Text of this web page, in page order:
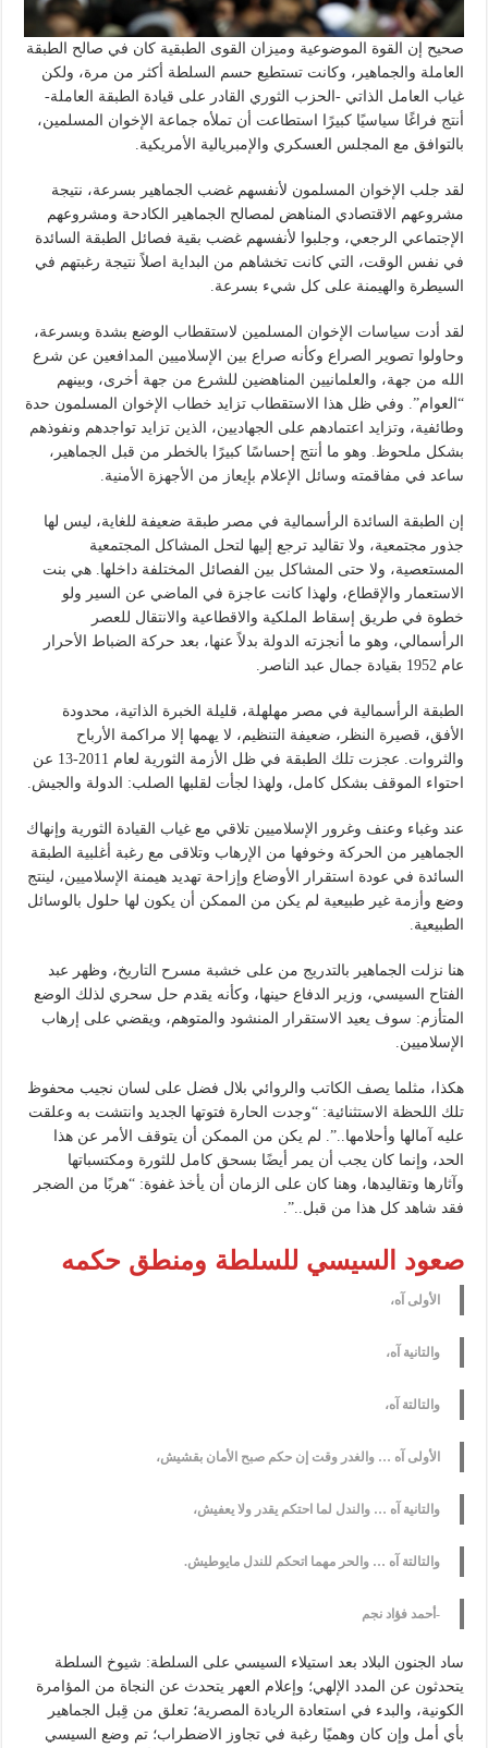
صحيح إن القوة الموضوعية وميزان القوى الطبقية كان في صالح الطبقة
العاملة والجماهير، وكانت تستطيع حسم السلطة أكثر من مرة، ولكن
غياب العامل الذاتي -الحزب الثوري القادر على قيادة الطبقة العاملة-
أنتج فراغًا سياسيًا كبيرًا استطاعت أن تملأه جماعة الإخوان المسلمين،
بالتوافق مع المجلس العسكري والإمبريالية الأمريكية.
لقد جلب الإخوان المسلمون لأنفسهم غضب الجماهير بسرعة، نتيجة
مشروعهم الاقتصادي المناهض لمصالح الجماهير الكادحة ومشروعهم
الإجتماعي الرجعي، وجلبوا لأنفسهم غضب بقية فصائل الطبقة السائدة
في نفس الوقت، التي كانت تخشاهم من البداية اصلاً نتيجة رغبتهم في
السيطرة والهيمنة على كل شيء بسرعة.
لقد أدت سياسات الإخوان المسلمين لاستقطاب الوضع بشدة وبسرعة،
وحاولوا تصوير الصراع وكأنه صراع بين الإسلاميين المدافعين عن شرع
الله من جهة، والعلمانيين المناهضين للشرع من جهة أخرى، وبينهم
“العوام”. وفي ظل هذا الاستقطاب تزايد خطاب الإخوان المسلمون حدة
وطائفية، وتزايد اعتمادهم على الجهاديين، الذين تزايد تواجدهم ونفوذهم
بشكل ملحوظ. وهو ما أنتج إحساسًا كبيرًا بالخطر من قبل الجماهير،
ساعد في مفاقمته وسائل الإعلام بإيعاز من الأجهزة الأمنية.
إن الطبقة السائدة الرأسمالية في مصر طبقة ضعيفة للغاية، ليس لها
جذور مجتمعية، ولا تقاليد ترجع إليها لتحل المشاكل المجتمعية
المستعصية، ولا حتى المشاكل بين الفصائل المختلفة داخلها. هي بنت
الاستعمار والإقطاع، ولهذا كانت عاجزة في الماضي عن السير ولو
خطوة في طريق إسقاط الملكية والاقطاعية والانتقال للعصر
الرأسمالي، وهو ما أنجزته الدولة بدلاً عنها، بعد حركة الضباط الأحرار
عام 1952 بقيادة جمال عبد الناصر.
الطبقة الرأسمالية في مصر مهلهلة، قليلة الخبرة الذاتية، محدودة
الأفق، قصيرة النظر، ضعيفة التنظيم، لا يهمها إلا مراكمة الأرباح
والثروات. عجزت تلك الطبقة في ظل الأزمة الثورية لعام 2011-13 عن
احتواء الموقف بشكل كامل، ولهذا لجأت لقلبها الصلب: الدولة والجيش.
عند وغباء وعنف وغرور الإسلاميين تلاقي مع غياب القيادة الثورية وإنهاك
الجماهير من الحركة وخوفها من الإرهاب وتلاقى مع رغبة أغلبية الطبقة
السائدة في عودة استقرار الأوضاع وإزاحة تهديد هيمنة الإسلاميين، لينتج
وضع وأزمة غير طبيعية لم يكن من الممكن أن يكون لها حلول بالوسائل
الطبيعية.
هنا نزلت الجماهير بالتدريج من على خشبة مسرح التاريخ، وظهر عبد
الفتاح السيسي، وزير الدفاع حينها، وكأنه يقدم حل سحري لذلك الوضع
المتأزم: سوف يعيد الاستقرار المنشود والمتوهم، ويقضي على إرهاب
الإسلاميين.
هكذا، مثلما يصف الكاتب والروائي بلال فضل على لسان نجيب محفوظ
تلك اللحظة الاستثنائية: “وجدت الحارة فتوتها الجديد وانتشت به وعلقت
عليه آمالها وأحلامها..”. لم يكن من الممكن أن يتوقف الأمر عن هذا
الحد، وإنما كان يجب أن يمر أيضًا بسحق كامل للثورة ومكتسباتها
وآثارها وتقاليدها، وهنا كان على الزمان أن يأخذ غفوة: “هربًا من الضجر
فقد شاهد كل هذا من قبل..”.
صعود السيسي للسلطة ومنطق حكمه
الأولى آه،
والتانية آه،
والتالتة آه،
الأولى آه … والغدر وقت إن حكم صبح الأمان بقشيش،
والتانية آه … والندل لما احتكم يقدر ولا يعفيش،
والتالتة آه … والحر مهما اتحكم للندل مايوطيش.
-أحمد فؤاد نجم
ساد الجنون البلاد بعد استيلاء السيسي على السلطة: شيوخ السلطة
يتحدثون عن المدد الإلهي؛ وإعلام العهر يتحدث عن النجاة من المؤامرة
الكونية، والبدء في استعادة الريادة المصرية؛ تعلق من قِبل الجماهير
بأي أمل وإن كان وهميًا رغبة في تجاوز الاضطراب؛ تم وضع السيسي